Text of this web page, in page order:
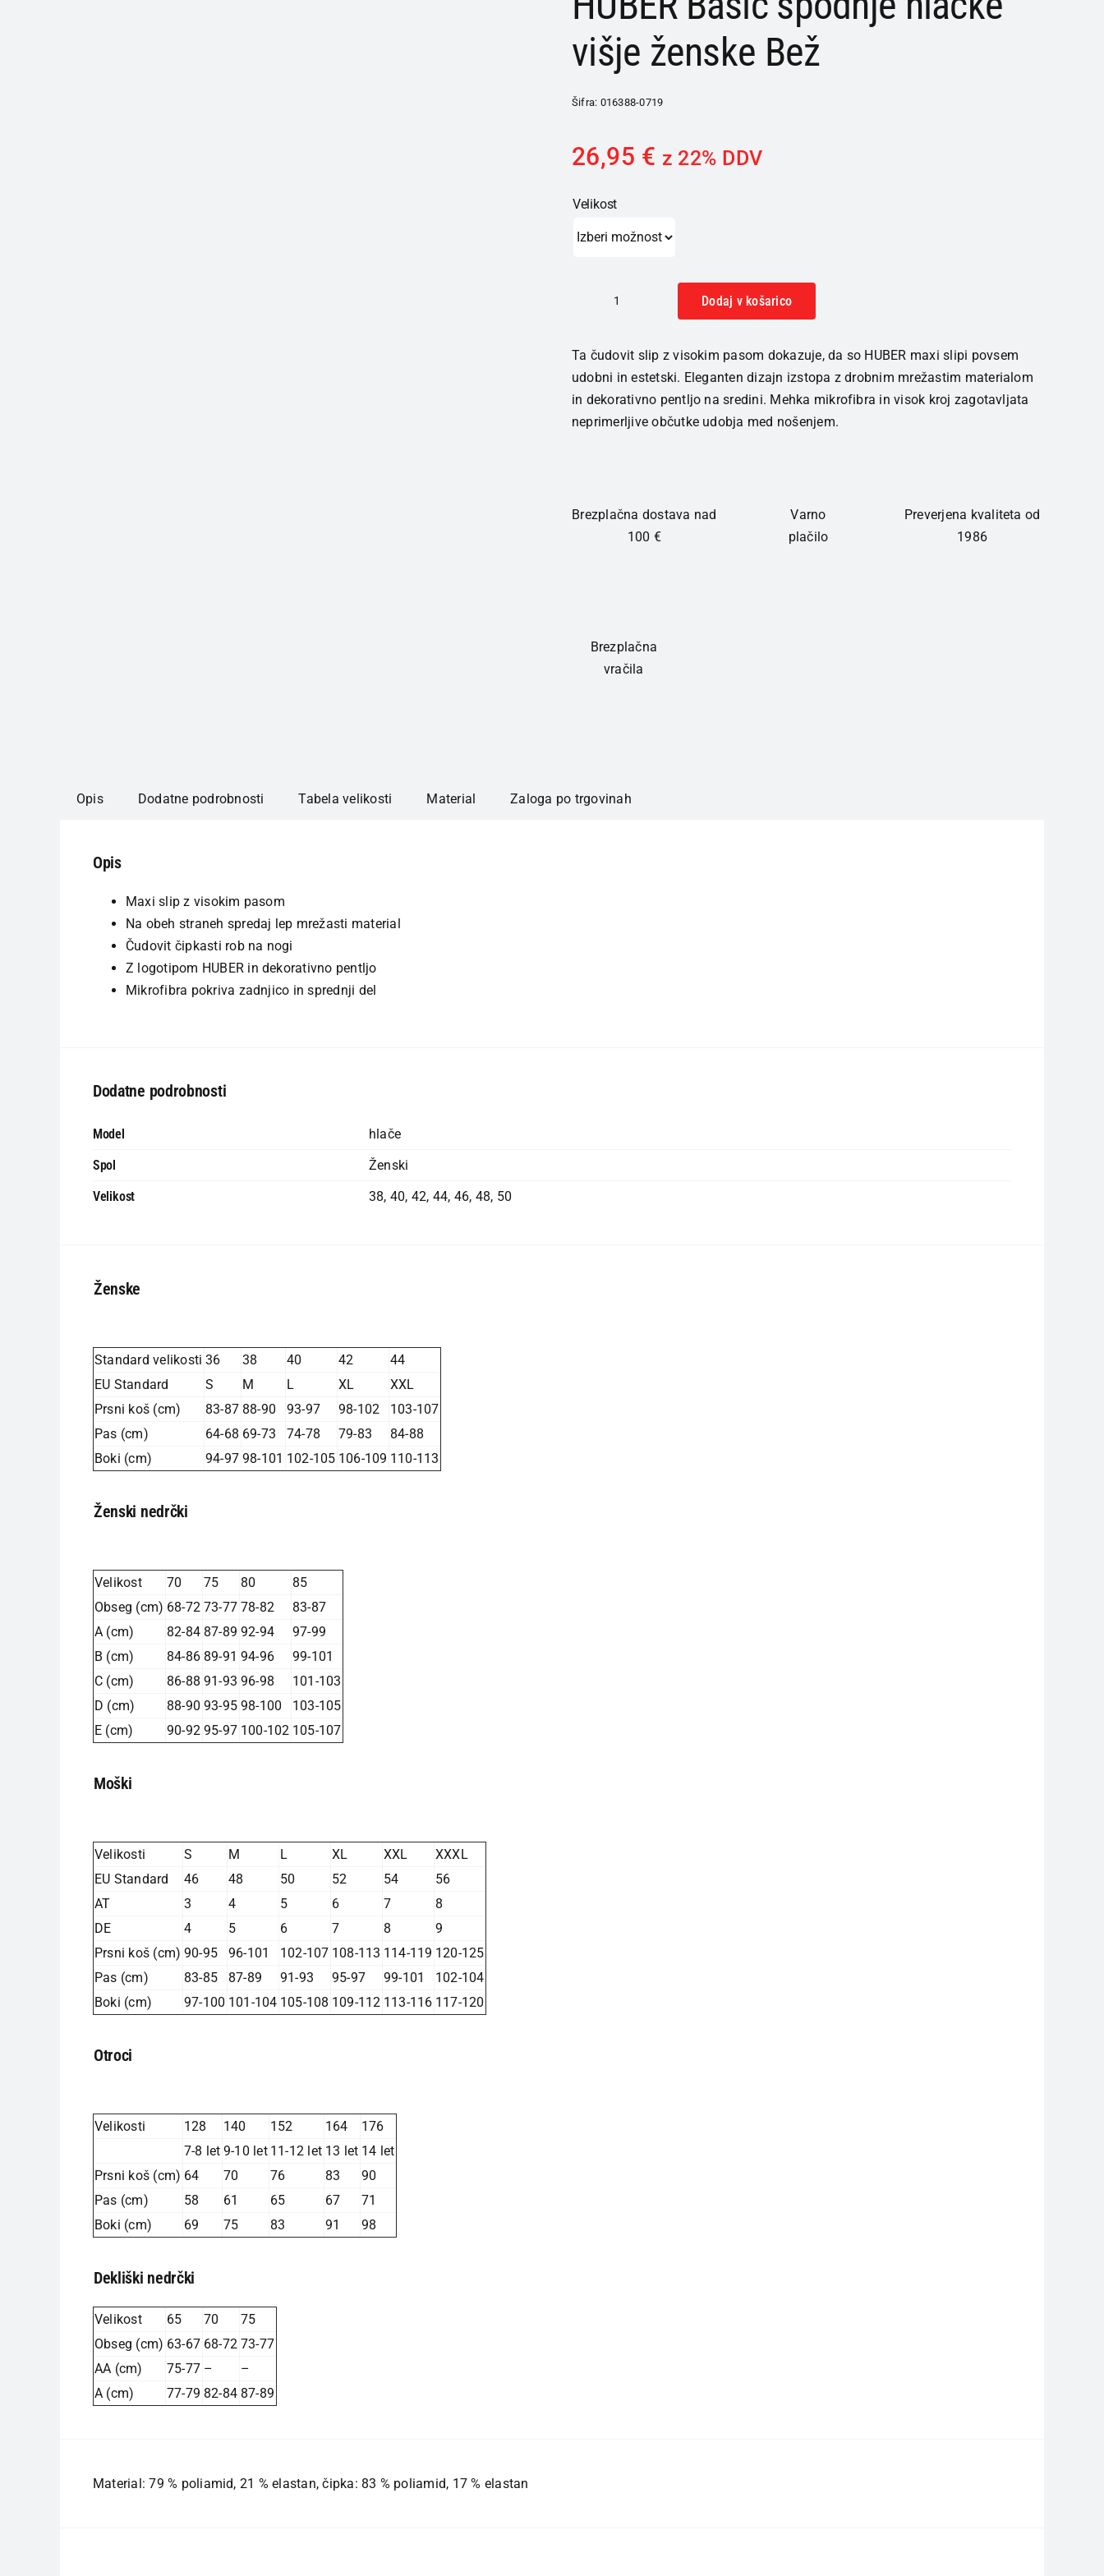
višje ženske Bež
Šifra: 016388-0719
26,95 € z 22% DDV
Velikost
spodnje
hlačke
višje
ženske
Dodaj v košarico
Ta čudovit slip z visokim pasom dokazuje, da so HUBER maxi slipi povsem
udobni in estetski. Eleganten dizajn izstopa z drobnim mrežastim materialom
in dekorativno pentljo na sredini. Mehka mikrofibra in visok kroj zagotavljata
neprimerljive občutke udobja med nošenjem.
Brezplačna dostava nad
100 €
Varno
plačilo
Preverjena kvaliteta od
1986
Brezplačna
vračila
Opis Dodatne podrobnosti Tabela velikosti Material Zaloga po trgovinah
Opis
Maxi slip z visokim pasom
Na obeh straneh spredaj lep mrežasti material
Čudovit čipkasti rob na nogi
Z logotipom HUBER in dekorativno pentljo
Mikrofibra pokriva zadnjico in sprednji del
Dodatne podrobnosti
Model
hlače
Spol
Ženski
Velikost
38, 40, 42, 44, 46, 48, 50
Ženske
Standard velikosti 36 38 40 42
44
EU Standard
S M L XL
XXL
Prsni koš (cm)
83-87 88-90 93-97 98-102
103-107
Pas (cm)
64-68 69-73 74-78 79-83
84-88
Boki (cm)
94-97 98-101 102-105 106-109 110-113
Ženski nedrčki
Velikost 70 75 80
85
Obseg (cm) 68-72 73-77 78-82
83-87
A (cm)
82-84 87-89 92-94
97-99
B (cm)
84-86 89-91 94-96
99-101
C (cm)
86-88 91-93 96-98
101-103
D (cm)
88-90 93-95 98-100
103-105
E (cm)
90-92 95-97 100-102 105-107
Moški
Velikosti S M L XL XXL
XXXL
EU Standard
46 48 50 52 54
56
AT
3 4 5 6 7
8
DE
4 5 6 7 8
9
Prsni koš (cm) 90-95 96-101 102-107 108-113 114-119 120-125
Pas (cm)
83-85 87-89 91-93 95-97 99-101
102-104
Boki (cm)
97-100 101-104 105-108 109-112 113-116 117-120
Otroci
Velikosti 128 140 152 164
176
7-8 let 9-10 let 11-12 let 13 let 14 let
Prsni koš (cm) 64 70 76 83
90
Pas (cm)
58 61 65 67
71
Boki (cm)
69 75 83 91 98
Dekliški nedrčki
Velikost 65 70
75
Obseg (cm) 63-67 68-72 73-77
AA (cm)
75-77 –
–
A (cm)
77-79 82-84 87-89
Material: 79 % poliamid, 21 % elastan, čipka: 83 % poliamid, 17 % elastan